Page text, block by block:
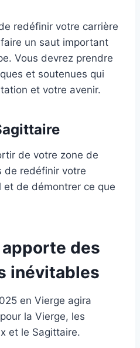
redéfinir votre carrière
un saut important
Vous devrez prendre
et soutenues qui
et votre avenir.
de votre zone de
de redéfinir votre
et de démontrer ce que
des
inévitables
en Vierge agira
la Vierge, les
et le Sagittaire.